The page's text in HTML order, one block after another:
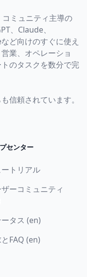
ミュニティ主導の
、Claude、
ど向けのすぐに使え
業、オペレーショ
のタスクを数分で完
信頼されています。
センター
トリアル
ーコミュニティ
タス (en)
FAQ (en)